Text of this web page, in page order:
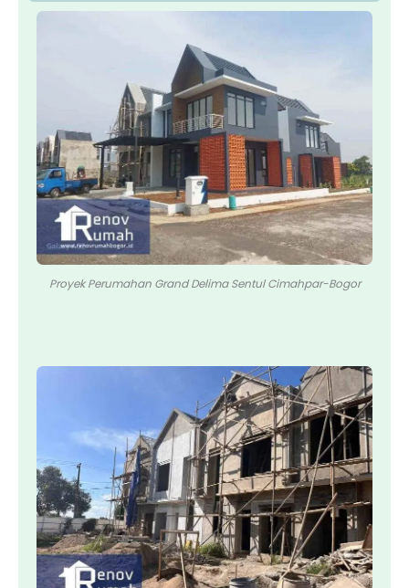
Proyek Perumahan Grand Delima Sentul Cimahpar-Bogor